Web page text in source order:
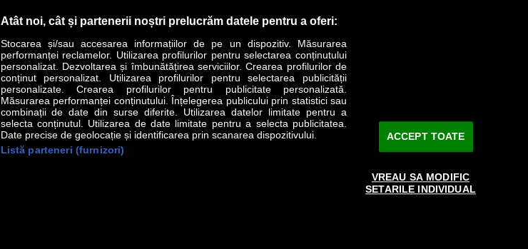
Atât noi, cât și partenerii noștri prelucrăm datele pentru a oferi:
Stocarea și/sau accesarea informațiilor de pe un dispozitiv. Măsurarea
performanței reclamelor. Utilizarea profilurilor pentru selectarea conținutului
personalizat. Dezvoltarea și îmbunătățirea serviciilor. Crearea profilurilor de
conținut personalizat. Utilizarea profilurilor pentru selectarea publicității
personalizate. Crearea profilurilor pentru publicitate personalizată.
Măsurarea performanței conținutului. Înțelegerea publicului prin statistici sau
combinații de date din surse diferite. Utilizarea datelor limitate pentru a
selecta conținutul. Utilizarea de date limitate pentru a selecta publicitatea.
Date precise de geolocație și identificarea prin scanarea dispozitivului.
Listă parteneri (furnizori)
ACCEPT TOATE
VREAU SA MODIFIC
SETARILE INDIVIDUAL